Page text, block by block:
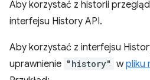
Aby korzystać z historii
interfejsu History API.
Aby korzystać z interfejsu
uprawnienie "history" wpliku